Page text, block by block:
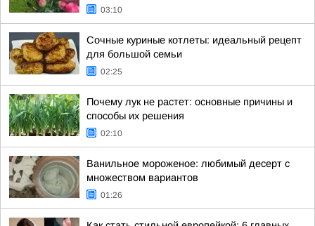
03:10
Сочные куриные котлеты: идеальный рецепт
для большой семьи
02:25
Почему лук не растет: основные причины и
способы их решения
02:10
Ванильное мороженое: любимый десерт с
множеством вариантов
01:26